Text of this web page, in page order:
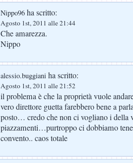
Nippo96 ha scritto:
Agosto 1st, 2011 alle 21:44
Che amarezza.
Nippo
alessio.buggiani ha scritto:
Agosto 1st, 2011 alle 21:52
il problema è che la proprietà vuole
vero direttore guetta farebbero bene a
posto… credo che non ci vogliano i della
piazzamenti…purtroppo ci dobbiamo
convento.. caos totale